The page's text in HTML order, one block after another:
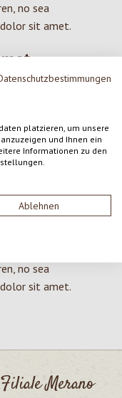
platzieren, um unsere
und Ihnen ein
Informationen zu den
Ablehnen
no sea
sit amet.
invidunt ut
sed diam
justo duo dolores
no sea
sadipscing
invidunt ut
sed diam
no sea
sit amet.
Filiale Merano